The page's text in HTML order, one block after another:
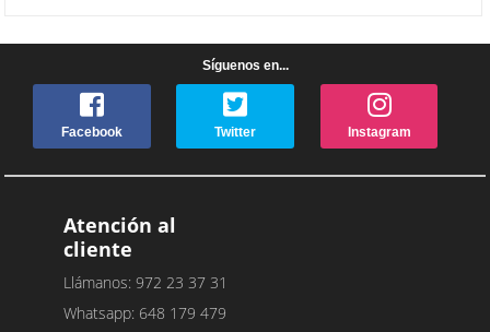
Síguenos en...
Facebook Twitter Instagram
Atención al
cliente
Llámanos: 972 23 37 31
Whatsapp: 648 179 479